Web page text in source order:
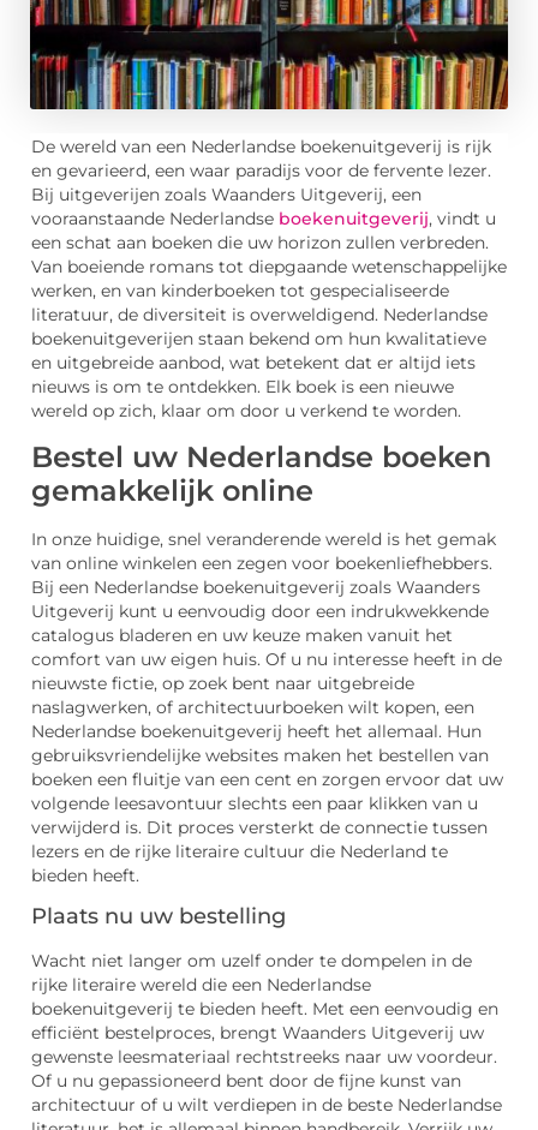
De wereld van een Nederlandse boekenuitgeverij is rijk
en gevarieerd, een waar paradijs voor de fervente lezer.
Bij uitgeverijen zoals Waanders Uitgeverij, een
vooraanstaande Nederlandse boekenuitgeverij, vindt u
een schat aan boeken die uw horizon zullen verbreden.
Van boeiende romans tot diepgaande wetenschappelijke
werken, en van kinderboeken tot gespecialiseerde
literatuur, de diversiteit is overweldigend. Nederlandse
boekenuitgeverijen staan bekend om hun kwalitatieve
en uitgebreide aanbod, wat betekent dat er altijd iets
nieuws is om te ontdekken. Elk boek is een nieuwe
wereld op zich, klaar om door u verkend te worden.
Bestel uw Nederlandse boeken
gemakkelijk online
In onze huidige, snel veranderende wereld is het gemak
van online winkelen een zegen voor boekenliefhebbers.
Bij een Nederlandse boekenuitgeverij zoals Waanders
Uitgeverij kunt u eenvoudig door een indrukwekkende
catalogus bladeren en uw keuze maken vanuit het
comfort van uw eigen huis. Of u nu interesse heeft in de
nieuwste fictie, op zoek bent naar uitgebreide
naslagwerken, of architectuurboeken wilt kopen, een
Nederlandse boekenuitgeverij heeft het allemaal. Hun
gebruiksvriendelijke websites maken het bestellen van
boeken een fluitje van een cent en zorgen ervoor dat uw
volgende leesavontuur slechts een paar klikken van u
verwijderd is. Dit proces versterkt de connectie tussen
lezers en de rijke literaire cultuur die Nederland te
bieden heeft.
Plaats nu uw bestelling
Wacht niet langer om uzelf onder te dompelen in de
rijke literaire wereld die een Nederlandse
boekenuitgeverij te bieden heeft. Met een eenvoudig en
efficiënt bestelproces, brengt Waanders Uitgeverij uw
gewenste leesmateriaal rechtstreeks naar uw voordeur.
Of u nu gepassioneerd bent door de fijne kunst van
architectuur of u wilt verdiepen in de beste Nederlandse